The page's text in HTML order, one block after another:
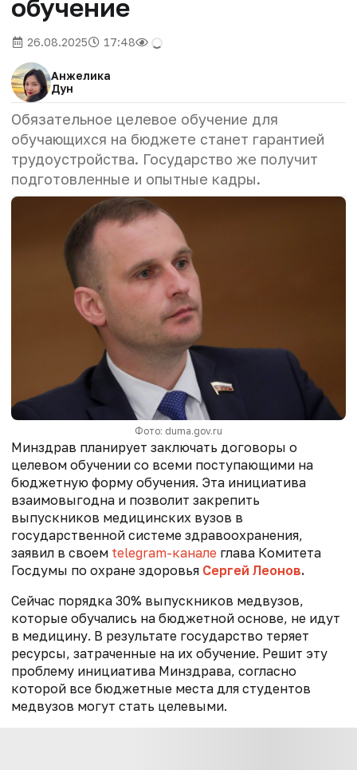
обучение
26.08.2025 17:48
Анжелика
Дун
Обязательное целевое обучение для
обучающихся на бюджете станет гарантией
трудоустройства. Государство же получит
подготовленные и опытные кадры.
Фото: duma.gov.ru
Минздрав планирует заключать договоры о
целевом обучении со всеми поступающими на
бюджетную форму обучения. Эта инициатива
взаимовыгодна и позволит закрепить
выпускников медицинских вузов в
государственной системе здравоохранения,
заявил в своем telegram-канале глава Комитета
Госдумы по охране здоровья Сергей Леонов.
Сейчас порядка 30% выпускников медвузов,
которые обучались на бюджетной основе, не идут
в медицину. В результате государство теряет
ресурсы, затраченные на их обучение. Решит эту
проблему инициатива Минздрава, согласно
которой все бюджетные места для студентов
медвузов могут стать целевыми.